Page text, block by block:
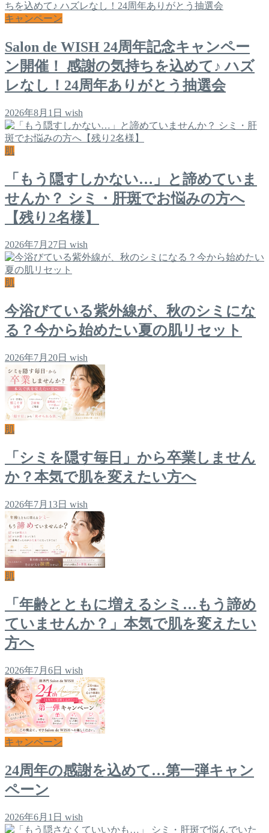
キャンペーン
Salon de WISH 24周年記念キャンペー
ン開催！ 感謝の気持ちを込めて♪ ハズ
レなし！24周年ありがとう抽選会
2026年8月1日 wish
肌
「もう隠すしかない…」と諦めていま
せんか？ シミ・肝斑でお悩みの方へ
【残り2名様】
2026年7月27日 wish
肌
今浴びている紫外線が、秋のシミにな
る？今から始めたい夏の肌リセット
2026年7月20日 wish
肌
「シミを隠す毎日」から卒業しません
か？本気で肌を変えたい方へ
2026年7月13日 wish
肌
「年齢とともに増えるシミ…もう諦め
ていませんか？」本気で肌を変えたい
方へ
2026年7月6日 wish
キャンペーン
24周年の感謝を込めて…第一弾キャン
ペーン
2026年6月1日 wish